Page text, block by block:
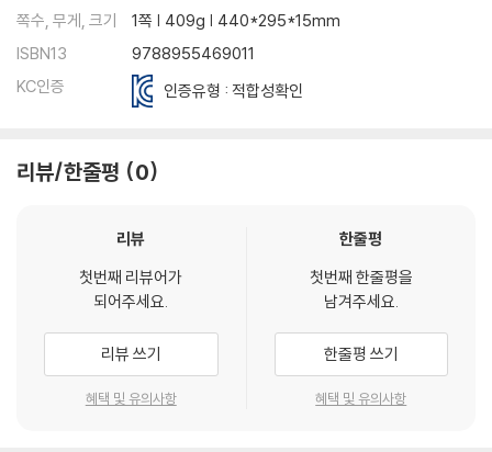
쪽수, 무게, 크기
1쪽 | 409g | 440*295*15mm
ISBN13
9788955469011
KC인증
인증유형 : 적합성확인
리뷰/한줄평 0
리뷰
첫번째 리뷰어가
되어주세요.
리뷰 쓰기
혜택 및 유의사항
한줄평
첫번째 한줄평을
남겨주세요.
한줄평 쓰기
혜택 및 유의사항